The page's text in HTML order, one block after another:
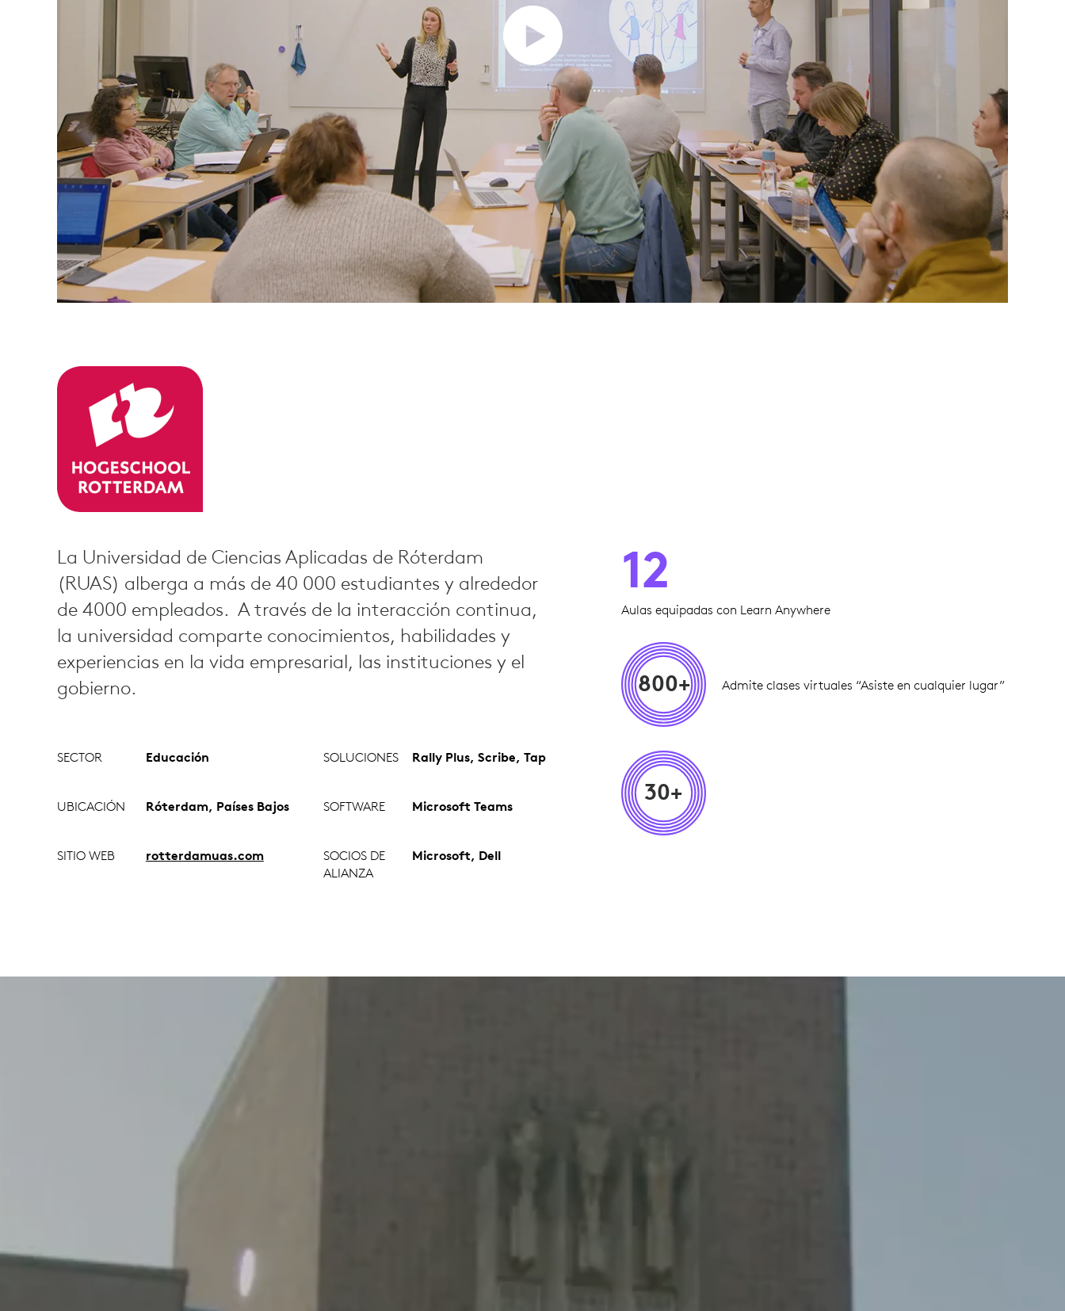
La Universidad de Ciencias Aplicadas de Róterdam
(RUAS) alberga a más de 40 000 estudiantes y alrededor
de 4000 empleados. A través de la interacción continua,
la universidad comparte conocimientos, habilidades y
experiencias en la vida empresarial, las instituciones y el
gobierno.
SECTOR Educación SOLUCIONES Rally Plus, Scribe, Tap
UBICACIÓN Róterdam, Países Bajos SOFTWARE Microsoft Teams
SITIO WEB rotterdamuas.com
SOCIOS DE
ALIANZA
Microsoft, Dell
12
Aulas equipadas con Learn Anywhere
800+ Admite clases virtuales “Asiste en cualquier lugar”
30+